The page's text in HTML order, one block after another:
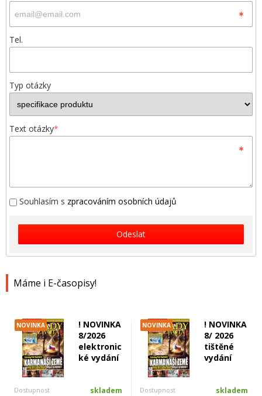
Máme i E-časopisy!
NOVINKA
! NOVINKA
8/2026
elektronic
ké vydání
Dostupnost skladem
NOVINKA
! NOVINKA
8/ 2026
tištěné
vydání
Dostupnost skladem
Tel.
Typ otázky
Text otázky*
Souhlasím s zpracováním osobních údajů
Odeslat